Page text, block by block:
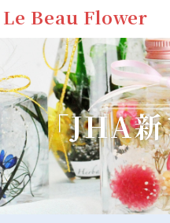
Le Beau Flower
「JHA新